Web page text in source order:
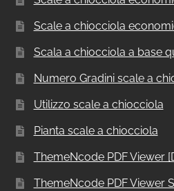
Scale a chiocciola
Scala a chiocciola a base
Numero Gradini scale a
Utilizzo scale a chiocciola
Pianta scale a chiocciola
ThemeNcode PDF Viewer
ThemeNcode PDF Viewer